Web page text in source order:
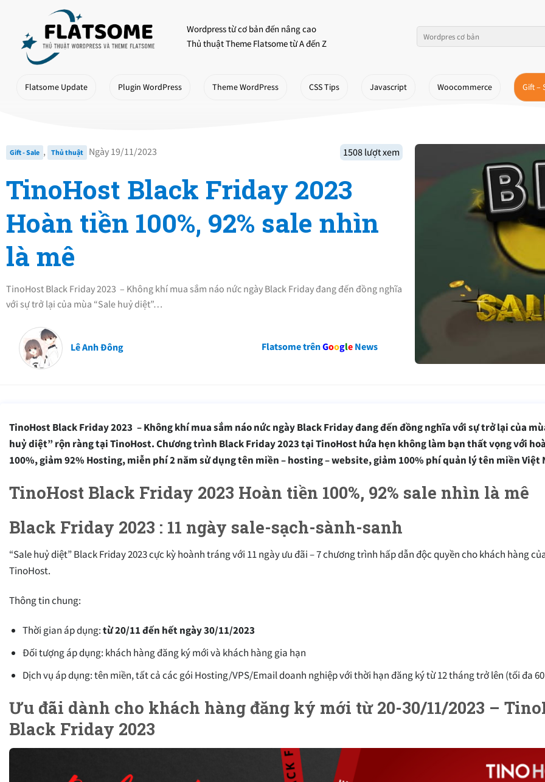
content
Wordpress từ cơ bản đến nâng cao
Thủ thuật Theme Flatsome từ A đến Z
Flatsome Update Plugin WordPress Theme WordPress CSS Tips Javascript Woocommerce Gift –
Gift - Sale , Thủ thuật Ngày 19/11/2023 1508 lượt xem
TinoHost Black Friday 2023
Hoàn tiền 100%, 92% sale nhìn
là mê
TinoHost Black Friday 2023 – Không khí mua sắm náo nức ngày Black Friday đang đến đồng nghĩa
với sự trở lại của mùa “Sale huỷ diệt”…
Lê Anh Đông Flatsome trênGoogleNews
TinoHost Black Friday 2023 – Không khí mua sắm náo nức ngày Black Friday đang đến đồng nghĩa với sự trở lại của
huỷ diệt” rộn ràng tại TinoHost. Chương trình Black Friday 2023 tại TinoHost hứa hẹn không làm bạn thất vọng với
100%, giảm 92% Hosting, miễn phí 2 năm sử dụng tên miền – hosting – website, giảm 100% phí quản lý tên miền
TinoHost Black Friday 2023 Hoàn tiền 100%, 92% sale nhìn là mê
Black Friday 2023 : 11 ngày sale-sạch-sành-sanh
“Sale huỷ diệt” Black Friday 2023 cực kỳ hoành tráng với 11 ngày ưu đãi – 7 chương trình hấp dẫn độc quyền cho khách hàng
TinoHost.
Thông tin chung:
Thời gian áp dụng:từ 20/11 đến hết ngày 30/11/2023
Đối tượng áp dụng: khách hàng đăng ký mới và khách hàng gia hạn
Dịch vụ áp dụng: tên miền, tất cả các gói Hosting/VPS/Email doanh nghiệp với thời hạn đăng ký từ 12 tháng trở lên (tối đa
Ưu đãi dành cho khách hàng đăng ký mới từ 20-30/11/2023 –
Black Friday 2023